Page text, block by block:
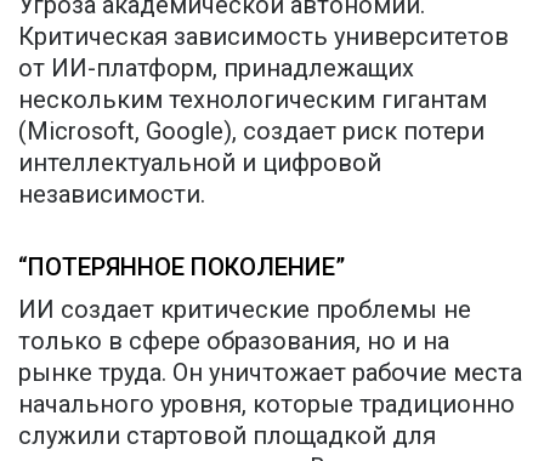
Критическая зависимость университетов
от ИИ-платформ, принадлежащих
нескольким технологическим гигантам
(Microsoft, Google), создает риск потери
интеллектуальной и цифровой
независимости.
“ПОТЕРЯННОЕ ПОКОЛЕНИЕ”
ИИ создает критические проблемы не
только в сфере образования, но и на
рынке труда. Он уничтожает рабочие места
начального уровня, которые традиционно
служили стартовой площадкой для